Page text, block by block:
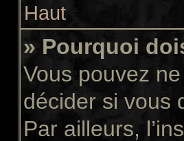
Haut
» Pourquoi
Vous pouvez
décider si vous
Par ailleurs,